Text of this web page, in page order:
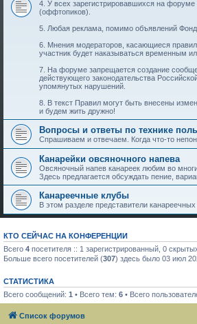
4. У всех зарегистрировавшихся на
(оффтопиков).
5. Любая реклама, помимо объявлений
6. Мнения модераторов, касающиеся
участник будет наказываться временным
7. На форуме запрещается создание
действующего законодательства
упомянутых нарушений.
8. В текст Правил могут быть внесены
и будем жить дружно!
Вопросы и ответы по технике
Спрашиваем и отвечаем. Когда что-то
Канарейки овсяночного напева
Овсяночный напев канареек любим во
Здесь предлагается обсуждать пение,
Канареечные клубы
В этом разделе представители
КТО СЕЙЧАС НА КОНФЕРЕНЦИИ
Всего 4 посетителя :: 1 зарегистрированный, 0
Больше всего посетителей (307) здесь было 03 июл
СТАТИСТИКА
Всего сообщений: 1 • Всего тем: 6 • Всего
Список форумов